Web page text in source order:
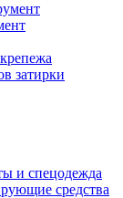
затирки
и спецодежда
средства